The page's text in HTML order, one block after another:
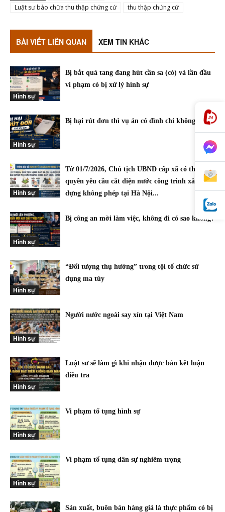
Luật sư bào chữa thu thập chứng cứ thu thập chứng cứ
BÀI VIẾT LIÊN QUAN XEM TIN KHÁC
Hình sự
Bị bắt quả tang đang hút cần sa (cỏ) và lần đầu
vi phạm có bị xử lý hình sự
Hình sự
Bị hại rút đơn thì vụ án có đình chỉ không?
Hình sự
Từ 01/7/2026, Chủ tịch UBND cấp xã có thẩm
quyền yêu cầu cắt điện nước công trình xây
dựng không phép tại Hà Nội...
Hình sự
Bị công an mời làm việc, không đi có sao không?
Hình sự
“Đối tượng thụ hưởng” trong tội tổ chức sử
dụng ma túy
Hình sự
Người nước ngoài say xỉn tại Việt Nam
Hình sự
Luật sư sẽ làm gì khi nhận được bản kết luận
điều tra
Hình sự
Vi phạm tố tụng hình sự
Hình sự
Vi phạm tố tụng dân sự nghiêm trọng
Sản xuất, buôn bán hàng giả là thực phẩm có bị